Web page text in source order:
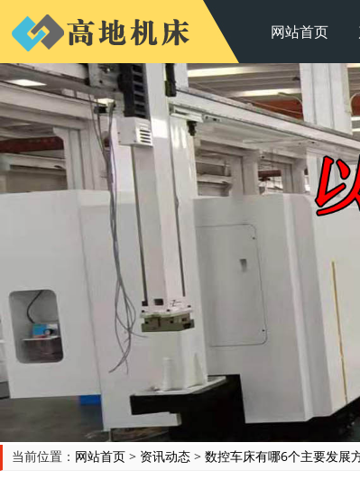
网站首页
当前位置： 网站首页 > 资讯动态 > 数控车床有哪6个主要发展